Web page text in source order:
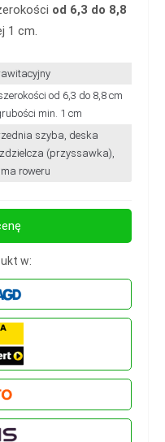
od 6,3 do 8,8
1 cm.
od 6,3 do 8,8 cm
min. 1 cm
szyba, deska
(przyssawka),
roweru
w: